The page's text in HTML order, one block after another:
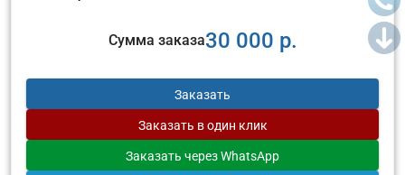
Сумма заказа30 000 р.
Заказать
Заказать в один клик
Заказать через WhatsApp